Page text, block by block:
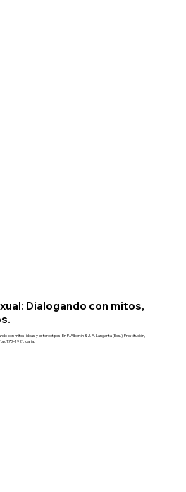
Dialogando con mitos,
con mitos, ideas y estereotipos. En P. Albertín & J. A. Langarita (Eds.), Prostitución,
173–192). Icaria.